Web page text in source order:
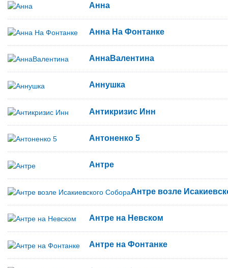
Анна
Анна На Фонтанке
АннаВалентина
Аннушка
Антикризис Инн
Антоненко 5
Антре
Антре возле
Антре на Невском
Антре на Фонтанке